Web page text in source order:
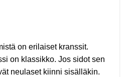
on erilaiset kranssit.
on klassikko. Jos sidot sen
neulaset kiinni sisälläkin.